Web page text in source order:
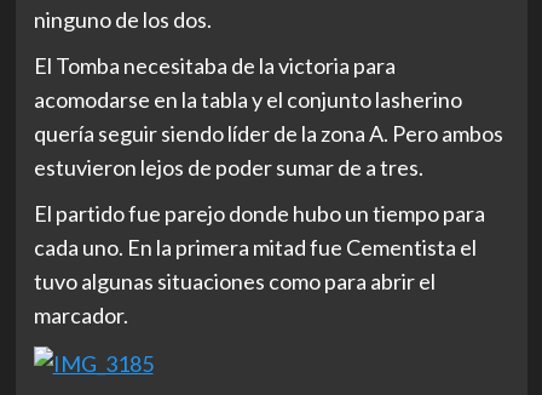
ninguno de los dos.
El Tomba necesitaba de la victoria para
acomodarse en la tabla y el conjunto lasherino
quería seguir siendo líder de la zona A. Pero ambos
estuvieron lejos de poder sumar de a tres.
El partido fue parejo donde hubo un tiempo para
cada uno. En la primera mitad fue Cementista el
tuvo algunas situaciones como para abrir el
marcador.